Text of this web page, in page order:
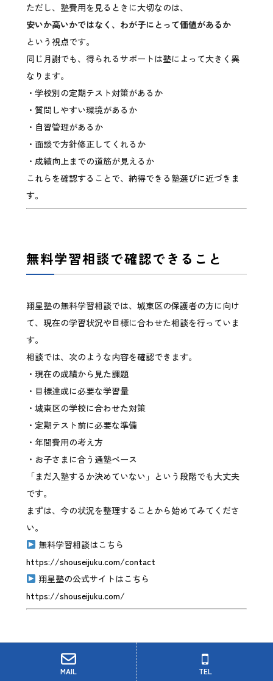
ただし、塾費用を見るときに大切なのは、
安いか高いかではなく、わが子にとって価値があるか
という視点です。
同じ月謝でも、得られるサポートは塾によって大きく異
なります。
・学校別の定期テスト対策があるか
・質問しやすい環境があるか
・自習管理があるか
・面談で方針修正してくれるか
・成績向上までの道筋が見えるか
これらを確認することで、納得できる塾選びに近づきま
す。
無料学習相談で確認できること
翔星塾の無料学習相談では、城東区の保護者の方に向け
て、現在の学習状況や目標に合わせた相談を行っていま
す。
相談では、次のような内容を確認できます。
・現在の成績から見た課題
・目標達成に必要な学習量
・城東区の学校に合わせた対策
・定期テスト前に必要な準備
・年間費用の考え方
・お子さまに合う通塾ペース
「まだ入塾するか決めていない」という段階でも大丈夫
です。
まずは、今の状況を整理することから始めてみてくださ
い。
無料学習相談はこちら
https://shouseijuku.com/contact
翔星塾の公式サイトはこちら
https://shouseijuku.com/
まとめ｜塾費用は「金額」ではな
く「価値」で判断する
MAIL TEL